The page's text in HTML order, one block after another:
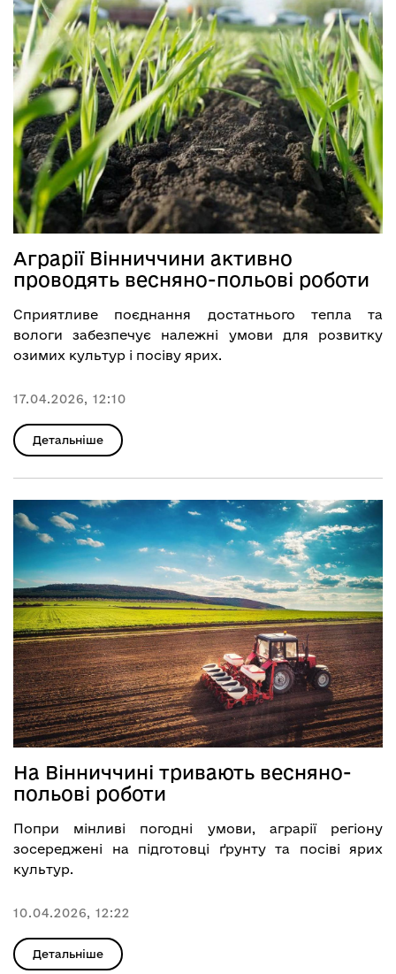
Аграрії Вінниччини активно
проводять весняно-польові роботи
Сприятливе поєднання достатнього тепла та
вологи забезпечує належні умови для розвитку
озимих культур і посіву ярих.
17.04.2026, 12:10
Детальніше
На Вінниччині тривають весняно-
польові роботи
Попри мінливі погодні умови, аграрії регіону
зосереджені на підготовці ґрунту та посіві ярих
культур.
10.04.2026, 12:22
Детальніше